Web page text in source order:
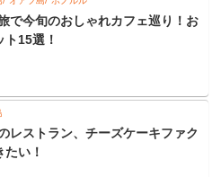
で今旬のおしゃれカフェ巡り！お
15選！
レストラン、チーズケーキファク
たい！